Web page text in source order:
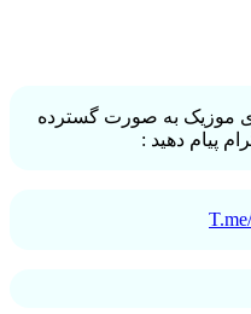
موزیک به صورت گسترده
پیام دهید :